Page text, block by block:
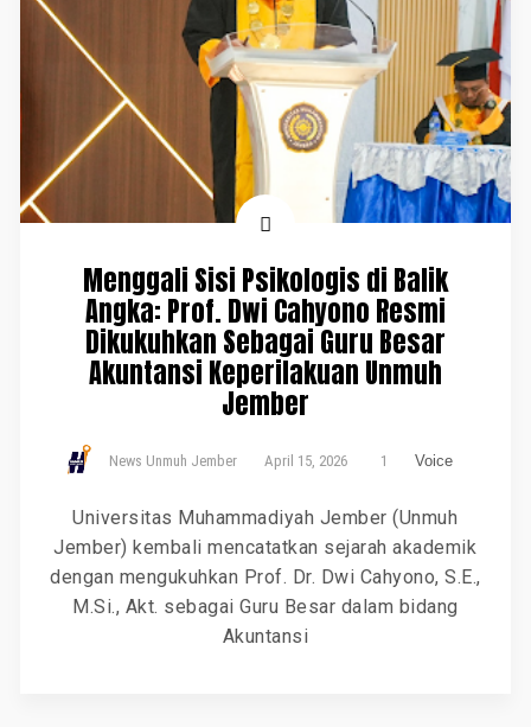
Menggali Sisi Psikologis di Balik
Angka: Prof. Dwi Cahyono Resmi
Dikukuhkan Sebagai Guru Besar
Akuntansi Keperilakuan Unmuh
Jember
News Unmuh Jember April 15, 2026 1 Voice
Universitas Muhammadiyah Jember (Unmuh
Jember) kembali mencatatkan sejarah akademik
dengan mengukuhkan Prof. Dr. Dwi Cahyono, S.E.,
M.Si., Akt. sebagai Guru Besar dalam bidang
Akuntansi